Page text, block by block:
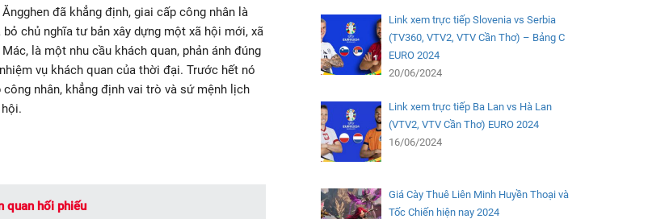
đã khẳng định, giai cấp công nhân là
chủ nghĩa tư bản xây dựng một xã hội mới, xã
là một nhu cầu khách quan, phản ánh đúng
vụ khách quan của thời đại. Trước hết nó
nhân, khẳng định vai trò và sứ mệnh lịch
quan hối phiếu
Link xem trực tiếp Slovenia vs Serbia
(TV360, VTV2, VTV Cần Thơ) – Bảng C
EURO 2024
20/06/2024
Link xem trực tiếp Ba Lan vs Hà Lan
(VTV2, VTV Cần Thơ) EURO 2024
16/06/2024
Giá Cày Thuê Liên Minh Huyền Thoại và
Tốc Chiến hiện nay 2024